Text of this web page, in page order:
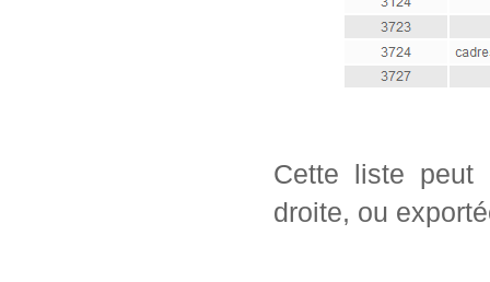
Cette liste
droite, ou